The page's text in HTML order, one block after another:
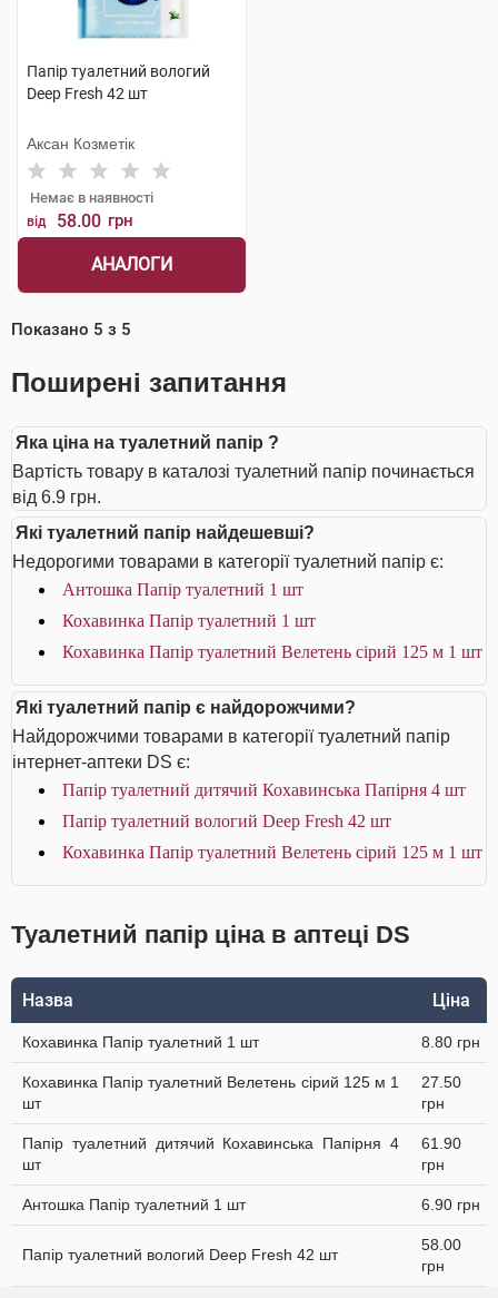
Папір туалетний вологий
Deep Fresh 42 шт
Аксан Козметік
Немає в наявності
від 58.00 грн
АНАЛОГИ
Показано 5 з 5
Поширені запитання
Яка ціна на туалетний папір ?
Вартість товару в каталозі туалетний папір починається
від 6.9 грн.
Які туалетний папір найдешевші?
Недорогими товарами в категорії туалетний папір є:
Антошка Папір туалетний 1 шт
Кохавинка Папір туалетний 1 шт
Кохавинка Папір туалетний Велетень сірий 125 м 1 шт
Які туалетний папір є найдорожчими?
Найдорожчими товарами в категорії туалетний папір
інтернет-аптеки DS є:
Папір туалетний дитячий Кохавинська Папірня 4 шт
Папір туалетний вологий Deep Fresh 42 шт
Кохавинка Папір туалетний Велетень сірий 125 м 1 шт
Туалетний папір ціна в аптеці DS
Назва Ціна
Кохавинка Папір туалетний 1 шт 8.80 грн
Кохавинка Папір туалетний Велетень сірий 125 м 1
шт
27.50
грн
Папір туалетний дитячий Кохавинська Папірня 4
шт
61.90
грн
Антошка Папір туалетний 1 шт 6.90 грн
Папір туалетний вологий Deep Fresh 42 шт
58.00
грн